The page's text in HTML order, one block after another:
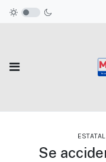
ESTATAL
Se